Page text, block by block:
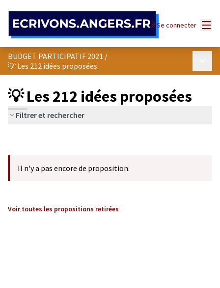
Se connecter
BUDGET PARTICIPATIF 2021 /
💡 Les 212 idées proposées
💡 Les 212 idées proposées
Filtrer et rechercher
Il n'y a pas encore de proposition.
Voir toutes les propositions retirées